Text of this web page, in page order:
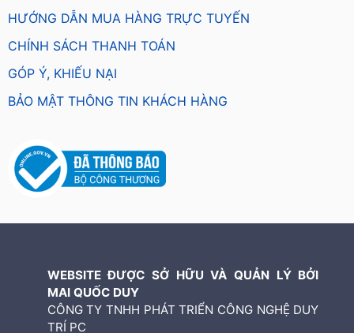
HƯỚNG DẪN MUA HÀNG TRỰC TUYẾN
CHÍNH SÁCH THANH TOÁN
GÓP Ý, KHIẾU NẠI
BẢO MẬT THÔNG TIN KHÁCH HÀNG
WEBSITE ĐƯỢC SỞ HỮU VÀ QUẢN LÝ BỞI
MAI QUỐC DUY
CÔNG TY TNHH PHÁT TRIỂN CÔNG NGHỆ DUY
TRÍ PC